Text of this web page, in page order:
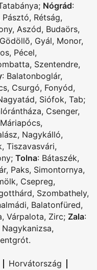
; Nógrád:
Pásztó, Rétság,
, Aszód, Budaörs,
Gödöllõ, Gyál, Monor,
, Pécel,
, Szentendre,
: Balatonboglár,
, Csurgó, Fonyód,
, Siófok, Tab;
, Csenger,
Máriapócs,
, Nagykálló,
, Tiszavasvári,
; Tolna: Bátaszék,
, Paks, Simontornya,
, Csepreg,
, Szombathely,
, Balatonfüred,
, Várpalota, Zirc; Zala:
Nagykanizsa,
.
| Horvátország |